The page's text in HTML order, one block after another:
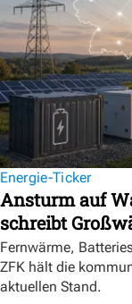
Energie-Ticker
Ansturm auf
schreibt
Fernwärme,
ZFK hält die
aktuellen Stand.